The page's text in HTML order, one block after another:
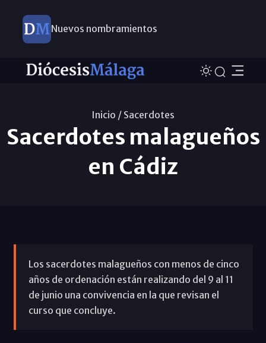
Nuevos nombramientos
Inicio / Sacerdotes
Sacerdotes malagueños
en Cádiz
Los sacerdotes malagueños con menos de cinco
años de ordenación están realizando del 9 al 11
de junio una convivencia en la que revisan el
curso que concluye.